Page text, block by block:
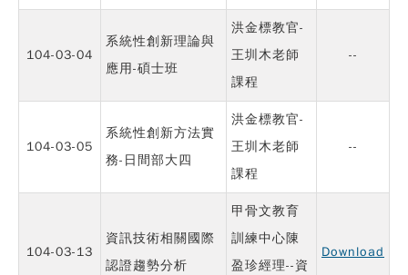
104-03-04
系統性創新理論與
應用-碩士班
洪金標教官-
王圳木老師
課程
--
104-03-05
系統性創新方法實
務-日間部大四
洪金標教官-
王圳木老師
課程
--
104-03-13
資訊技術相關國際
認證趨勢分析
甲骨文教育
訓練中心陳
盈珍經理--資
Download